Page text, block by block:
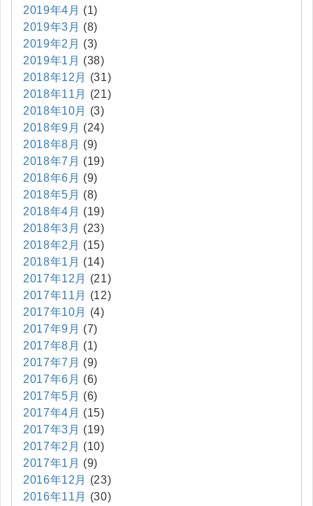
2019年4月 (1)
2019年3月 (8)
2019年2月 (3)
2019年1月 (38)
2018年12月
(31)
2018年11月
(21)
2018年10月
(3)
2018年9月 (24)
2018年8月 (9)
2018年7月 (19)
2018年6月 (9)
2018年5月 (8)
2018年4月 (19)
2018年3月 (23)
2018年2月 (15)
2018年1月 (14)
2017年12月
(21)
2017年11月
(12)
2017年10月
(4)
2017年9月 (7)
2017年8月 (1)
2017年7月 (9)
2017年6月 (6)
2017年5月 (6)
2017年4月 (15)
2017年3月 (19)
2017年2月 (10)
2017年1月 (9)
2016年12月
(23)
2016年11月
(30)